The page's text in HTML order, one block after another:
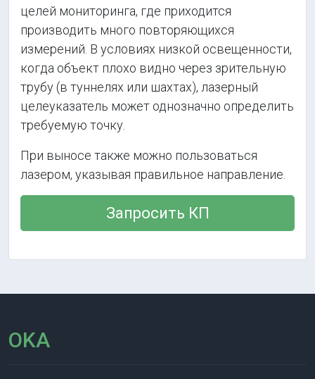
целей мониторинга, где приходится
производить много повторяющихся
измерений. В условиях низкой освещенности,
когда объект плохо видно через зрительную
трубу (в туннелях или шахтах), лазерный
целеуказатель может однозначно определить
требуемую точку.
При выносе также можно пользоваться
лазером, указывая правильное направление.
Запросить КП
OKA